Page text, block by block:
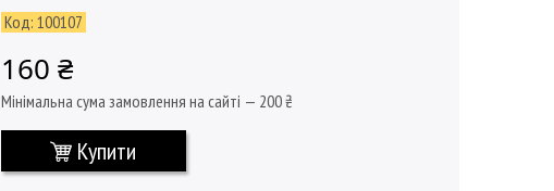
Код: 100107
160 ₴
Мінімальна сума замовлення на сайті — 200 ₴
Купити